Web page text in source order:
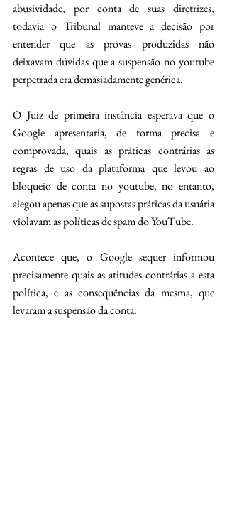
abusividade, por conta de suas diretrizes,
todavia o Tribunal manteve a decisão por
entender que as provas produzidas não
deixavam dúvidas que a suspensão no youtube
perpetrada era demasiadamente genérica.
O Juiz de primeira instância esperava que o
Google apresentaria, de forma precisa e
comprovada, quais as práticas contrárias as
regras de uso da plataforma que levou ao
bloqueio de conta no youtube, no entanto,
alegou apenas que as supostas práticas da usuária
violavam as políticas de spam do YouTube.
Acontece que, o Google sequer informou
precisamente quais as atitudes contrárias a esta
política, e as consequências da mesma, que
levaram a suspensão da conta.